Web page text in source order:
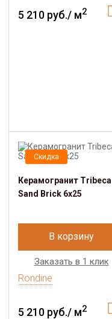
5 210 руб./ м2
Скидка
Керамогранит Tribeca
Sand Brick 6x25
В корзину
Заказать в 1 клик
Rondine
5 210 руб./ м2